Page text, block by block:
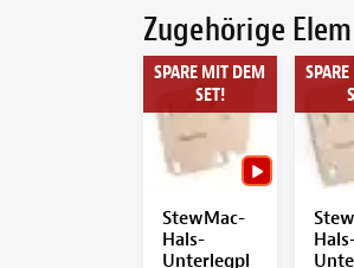
Zugehörige
SPARE MIT DEM
SET!
StewMac-
Hals-
Unterlegpl